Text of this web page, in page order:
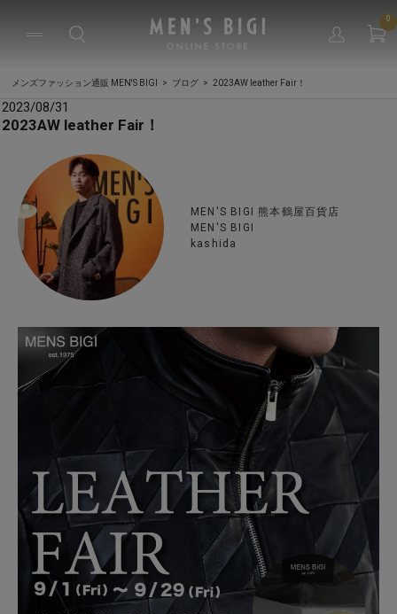
0
メンズファッション通販 MEN'S BIGI ブログ 2023AW leather Fair！
2023/08/31
2023AW leather Fair！
MEN'S BIGI 熊本鶴屋百貨店
MEN'S BIGI
kashida